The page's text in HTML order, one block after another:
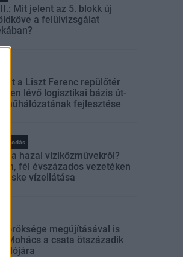
Mit jelent az 5. blokk új
a felülvizsgálat
a Liszt Ferenc repülőtér
lévő logisztikai bázis út-
fejlesztése
a hazai víziközművekről?
fél évszázados vezetéken
Bicske vízellátása
öröksége megújításával is
Mohács a csata ötszázadik